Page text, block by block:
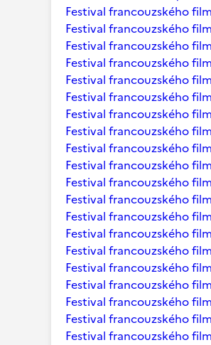
Festival francouzského
Festival francouzského
Festival francouzského
Festival francouzského
Festival francouzského
Festival francouzského
Festival francouzského
Festival francouzského
Festival francouzského
Festival francouzského
Festival francouzského
Festival francouzského
Festival francouzského
Festival francouzského
Festival francouzského
Festival francouzského
Festival francouzského
Festival francouzského
Festival francouzského
Festival francouzského